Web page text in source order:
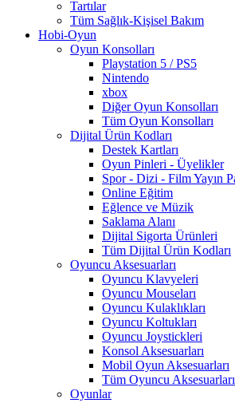
Tartılar
Tüm Sağlık-Kişisel Bakım
Hobi-Oyun
Oyun Konsolları
Playstation 5 / PS5
Nintendo
xbox
Diğer Oyun Konsolları
Tüm Oyun Konsolları
Dijital Ürün Kodları
Destek Kartları
Oyun Pinleri - Üyelikler
Spor - Dizi - Film Yayın
Online Eğitim
Eğlence ve Müzik
Saklama Alanı
Dijital Sigorta Ürünleri
Tüm Dijital Ürün Kodları
Oyuncu Aksesuarları
Oyuncu Klavyeleri
Oyuncu Mouseları
Oyuncu Kulaklıkları
Oyuncu Koltukları
Oyuncu Joystickleri
Konsol Aksesuarları
Mobil Oyun Aksesuarları
Tüm Oyuncu Aksesuarları
Oyunlar